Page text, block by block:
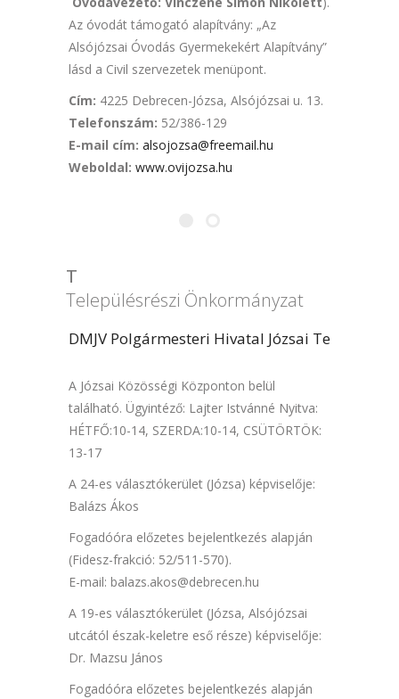
Az óvodát támogató alapítvány: „Az
Alsójózsai Óvodás Gyermekekért Alapítvány”
lásd a Civil szervezetek menüpont.
Cím: 4225 Debrecen-Józsa, Alsójózsai u. 13.
Telefonszám: 52/386-129
E-mail cím: alsojozsa@freemail.hu
Weboldal: www.ovijozsa.hu
T
Településrészi Önkormányzat
DMJV Polgármesteri Hivatal Józsai
A Józsai Közösségi Központon belül
található. Ügyintéző: Lajter Istvánné Nyitva:
HÉTFŐ:10-14, SZERDA:10-14, CSÜTÖRTÖK:
13-17
A 24-es választókerület (Józsa) képviselője:
Balázs Ákos
Fogadóóra előzetes bejelentkezés alapján
(Fidesz-frakció: 52/511-570).
E-mail: balazs.akos@debrecen.hu
A 19-es választókerület (Józsa, Alsójózsai
utcától észak-keletre eső része) képviselője:
Dr. Mazsu János
Fogadóóra előzetes bejelentkezés alapján